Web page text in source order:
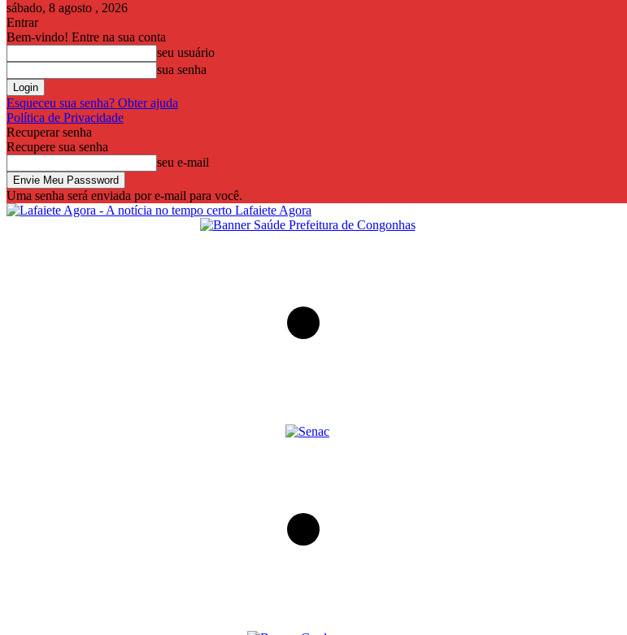
sábado, 8 agosto , 2026
Entrar
Bem-vindo! Entre na sua conta
seu usuário
sua senha
Esqueceu sua senha? Obter ajuda
Política de Privacidade
Recuperar senha
Recupere sua senha
seu e-mail
Uma senha será enviada por e-mail para você.
Lafaiete Agora